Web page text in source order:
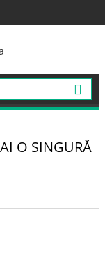
O SINGURĂ